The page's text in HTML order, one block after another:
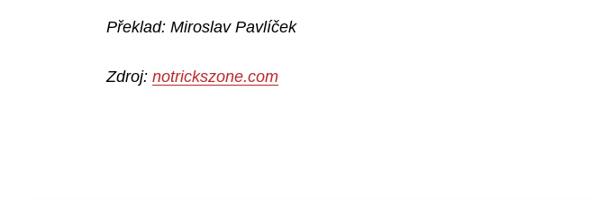
Překlad: Miroslav Pavlíček
Zdroj: notrickszone.com